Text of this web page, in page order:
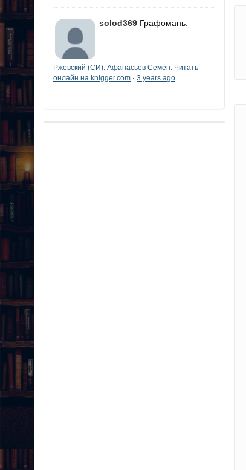
solod369 Графомань.
Ржевский (СИ). Афанасьев Семён. Читать
онлайн на knigger.com · 3 years ago